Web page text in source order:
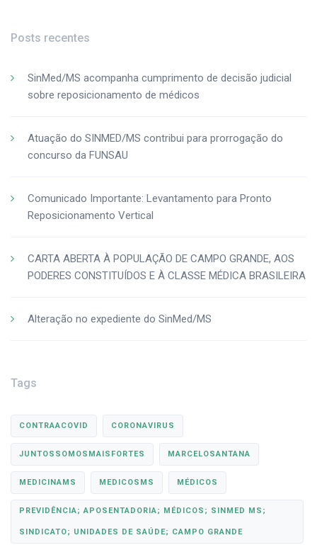
Posts recentes
SinMed/MS acompanha cumprimento de decisão judicial
sobre reposicionamento de médicos
Atuação do SINMED/MS contribui para prorrogação do
concurso da FUNSAU
Comunicado Importante: Levantamento para Pronto
Reposicionamento Vertical
CARTA ABERTA À POPULAÇÃO DE CAMPO GRANDE, AOS
PODERES CONSTITUÍDOS E À CLASSE MÉDICA BRASILEIRA
Alteração no expediente do SinMed/MS
Tags
CONTRAACOVID CORONAVIRUS
JUNTOSSOMOSMAISFORTES MARCELOSANTANA
MEDICINAMS MEDICOSMS MÉDICOS
PREVIDÊNCIA; APOSENTADORIA; MÉDICOS; SINMED MS;
SINDICATO; UNIDADES DE SAÚDE; CAMPO GRANDE